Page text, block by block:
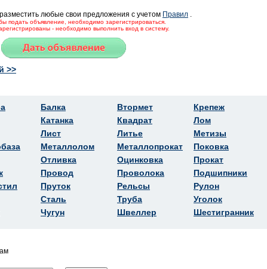
любые свои предложения с учетом Правил
подать объявление, необходимо зарегистрироваться.
- необходимо выполнить вход в систему.
>>
Балка
Катанка
Лист
Металлолом
Отливка
Провод
Пруток
Сталь
Чугун
Втормет
Квадрат
Литье
Металлопрокат
Оцинковка
Проволока
Рельсы
Труба
Швеллер
Крепеж
Лом
Метизы
Поковка
Прокат
Подшипники
Рулон
Уголок
Шестигранник